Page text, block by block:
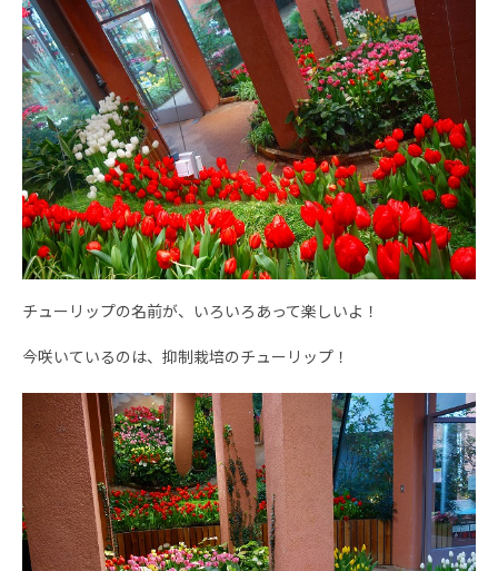
チューリップの名前が、いろいろあって楽しいよ！
今咲いているのは、抑制栽培のチューリップ！